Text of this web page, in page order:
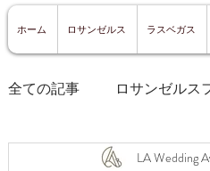
ホーム ロサンゼルス ラスベガス
全ての記事 ロサンゼルス
ロサンゼルスグルメ
LA Wedding